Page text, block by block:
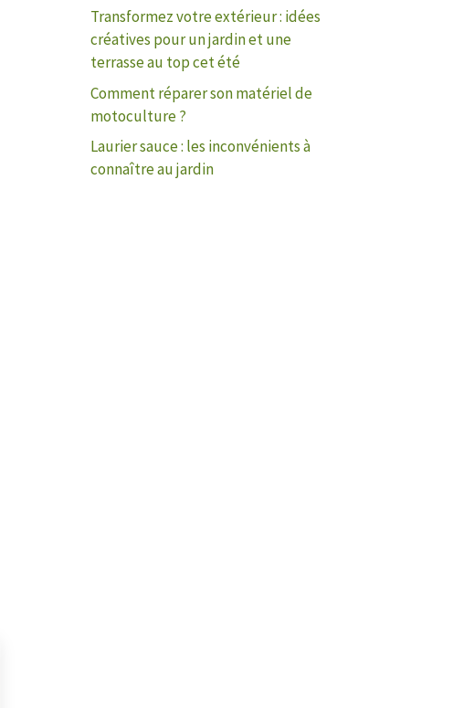
Transformez votre extérieur : idées
créatives pour un jardin et une
terrasse au top cet été
Comment réparer son matériel de
motoculture ?
Laurier sauce : les inconvénients à
connaître au jardin